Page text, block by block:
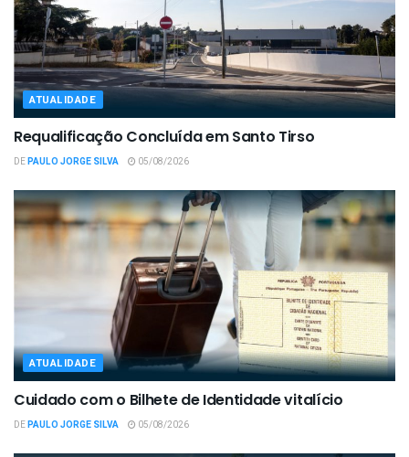
ATUALIDADE
Requalificação Concluída em Santo Tirso
DEPAULO JORGE SILVA 05/08/2026
ATUALIDADE
Cuidado com o Bilhete de Identidade vitalício
DEPAULO JORGE SILVA 05/08/2026